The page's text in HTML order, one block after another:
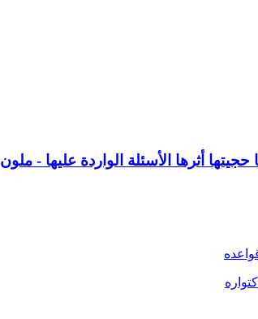
حجيتها أثرها الأسئلة الواردة عليها - ملون